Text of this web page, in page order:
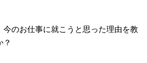
今のお仕事に就こうと思った理由を教
？